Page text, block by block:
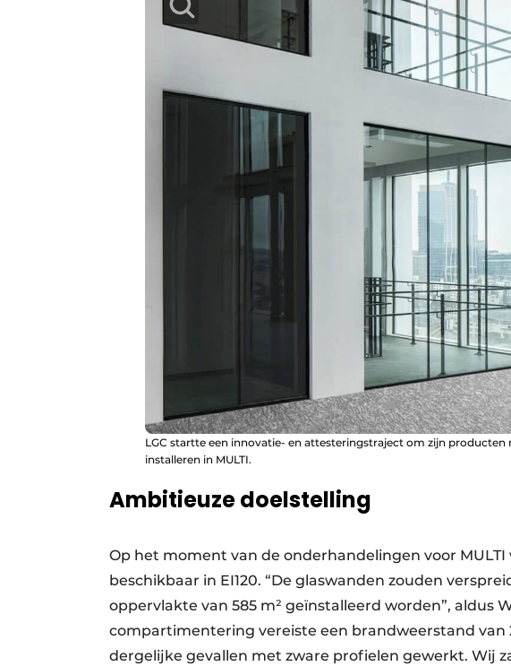
LGC startte een innovatie- en attesteringstraject om zijn producten
installeren in MULTI.
Ambitieuze doelstelling
Op het moment van de onderhandelingen voor
beschikbaar in EI120. “De glaswanden zouden
oppervlakte van 585 m² geïnstalleerd worden”, aldus
compartimentering vereiste een brandweerstand van
dergelijke gevallen met zware profielen gewerkt. Wij